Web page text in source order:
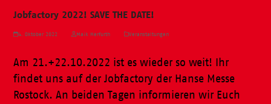
Jobfactory 2022! SAVE THE DATE!
4. Oktober 2022 Maik Herfurth Veranstaltungen
Am 21.+22.10.2022 ist es wieder so weit! Ihr
findet uns auf der Jobfactory der Hanse Messe
Rostock. An beiden Tagen informieren wir Euch